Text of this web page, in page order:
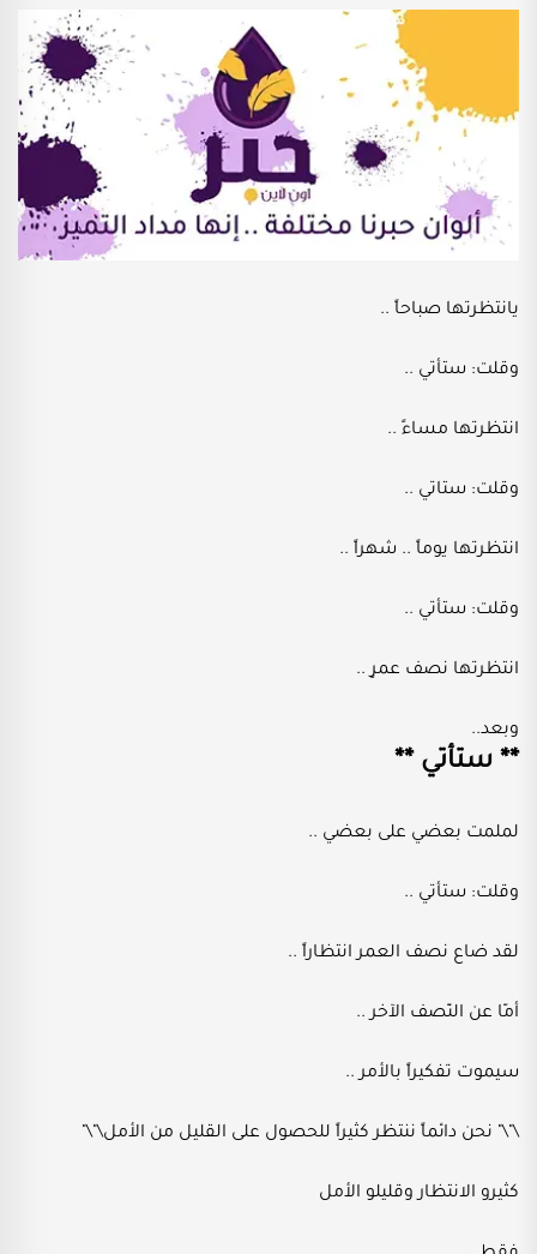
يانتظرتها صباحاً ..
وقلت: ستأتي ..
انتظرتها مساءً ..
وقلت: ستاتي ..
انتظرتها يوماً .. شهراً ..
وقلت: ستأتي ..
انتظرتها نصف عمرٍ ..
وبعد..
** ستأتي **
لملمت بعضي على بعضي ..
وقلت: ستأتي ..
لقد ضاع نصف العمر انتظاراً ..
أمّا عن النّصف الآخر ..
سيموت تفكيراً بالأمر ..
\"\" نحن دائماً ننتظر كثيراً للحصول على القليل من الأمل\"\"
كثيرو الانتظار وقليلو الأمل